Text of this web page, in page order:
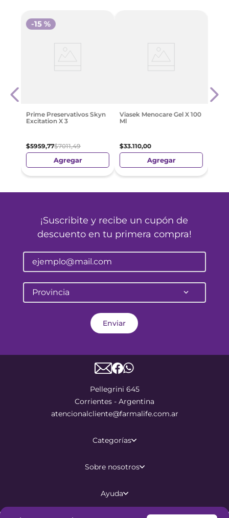
Prime Preservativos Skyn
Excitation X 3
$5959,77$7011,49
-15 %
Agregar
Viasek Menocare Gel X 100
Ml
$33.110,00
Agregar
¡Suscribite y recibe un cupón de
descuento en tu primera compra!
Provincia
Enviar
Pellegrini 645
Corrientes - Argentina
atencionalcliente@farmalife.com.ar
Categorías
Sobre nosotros
Ayuda